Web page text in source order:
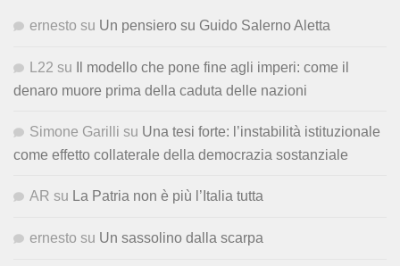
ernesto su Un pensiero su Guido Salerno Aletta
L22 su
Il modello che pone fine agli imperi: come il
denaro muore prima della caduta delle nazioni
Simone Garilli su Una tesi forte: l’instabilità istituzionale
come effetto collaterale della democrazia sostanziale
AR su La Patria non è più l’Italia tutta
ernesto su Un sassolino dalla scarpa